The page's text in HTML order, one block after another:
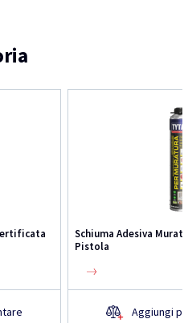
Schiuma Adesiva
Pistola
Aggiungi